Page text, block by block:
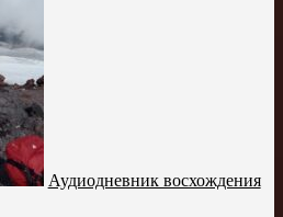
Аудиодневник восхождения